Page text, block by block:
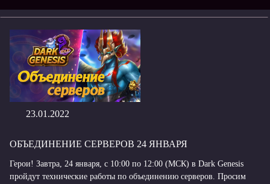
23.01.2022
ОБЪЕДИНЕНИЕ СЕРВЕРОВ 24 ЯНВАРЯ
Герои! Завтра, 24 января, с 10:00 по 12:00 (МСК) в Dark Genesis
пройдут технические работы по объединению серверов. Просим